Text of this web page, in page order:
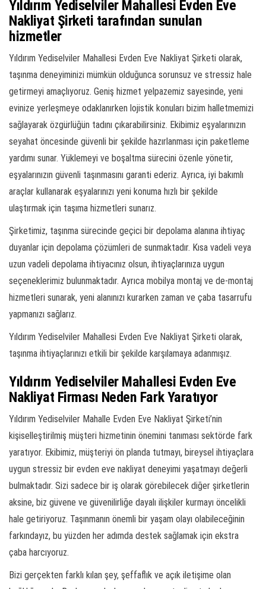
Yıldırım Yediselviler Mahallesi Evden Eve
Nakliyat Şirketi tarafından sunulan
hizmetler
Yıldırım Yediselviler Mahallesi Evden Eve Nakliyat Şirketi olarak,
taşınma deneyiminizi mümkün olduğunca sorunsuz ve stressiz hale
getirmeyi amaçlıyoruz. Geniş hizmet yelpazemiz sayesinde, yeni
evinize yerleşmeye odaklanırken lojistik konuları bizim halletmemizi
sağlayarak özgürlüğün tadını çıkarabilirsiniz. Ekibimiz eşyalarınızın
seyahat öncesinde güvenli bir şekilde hazırlanması için paketleme
yardımı sunar. Yüklemeyi ve boşaltma sürecini özenle yönetir,
eşyalarınızın güvenli taşınmasını garanti ederiz. Ayrıca, iyi bakımlı
araçlar kullanarak eşyalarınızı yeni konuma hızlı bir şekilde
ulaştırmak için taşıma hizmetleri sunarız.
Şirketimiz, taşınma sürecinde geçici bir depolama alanına ihtiyaç
duyanlar için depolama çözümleri de sunmaktadır. Kısa vadeli veya
uzun vadeli depolama ihtiyacınız olsun, ihtiyaçlarınıza uygun
seçeneklerimiz bulunmaktadır. Ayrıca mobilya montaj ve de-montaj
hizmetleri sunarak, yeni alanınızı kurarken zaman ve çaba tasarrufu
yapmanızı sağlarız.
Yıldırım Yediselviler Mahallesi Evden Eve Nakliyat Şirketi olarak,
taşınma ihtiyaçlarınızı etkili bir şekilde karşılamaya adanmışız.
Yıldırım Yediselviler Mahallesi Evden Eve
Nakliyat Firması Neden Fark Yaratıyor
Yıldırım Yediselviler Mahalle Evden Eve Nakliyat Şirketi’nin
kişiselleştirilmiş müşteri hizmetinin önemini tanıması sektörde fark
yaratıyor. Ekibimiz, müşteriyi ön planda tutmayı, bireysel ihtiyaçlara
uygun stressiz bir evden eve nakliyat deneyimi yaşatmayı değerli
bulmaktadır. Sizi sadece bir iş olarak görebilecek diğer şirketlerin
aksine, biz güvene ve güvenilirliğe dayalı ilişkiler kurmayı öncelikli
hale getiriyoruz. Taşınmanın önemli bir yaşam olayı olabileceğinin
farkındayız, bu yüzden her adımda destek sağlamak için ekstra
çaba harcıyoruz.
Bizi gerçekten farklı kılan şey, şeffaflık ve açık iletişime olan